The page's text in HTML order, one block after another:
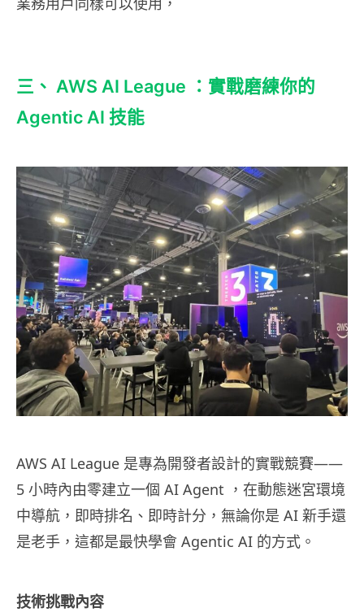
三、 AWS AI League ：實戰磨練你的
Agentic AI 技能
AWS AI League 是專為開發者設計的實戰競賽——
5 小時內由零建立一個 AI Agent ，在動態迷宮環境
中導航，即時排名、即時計分，無論你是 AI 新手還
是老手，這都是最快學會 Agentic AI 的方式。
技術挑戰內容